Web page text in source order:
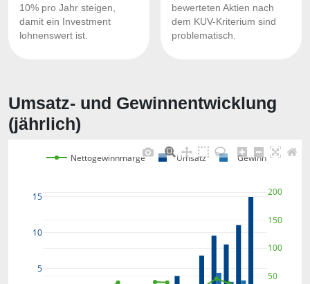
10% pro Jahr steigen,
damit ein Investment
lohnenswert ist.
bewerteten Aktien nach
dem KUV-Kriterium sind
problematisch.
Umsatz- und Gewinnentwicklung
(jährlich)
5
10
15
50
100
150
200
Nettogewinnmarge Umsatz Gewinn